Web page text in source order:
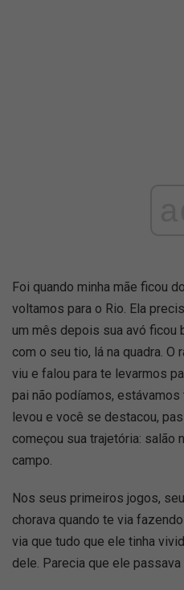
Foi quando minha mãe ficou
voltamos para o Rio. Ela
um mês depois sua avó ficou
com o seu tio, lá na quadra.
viu e falou para te levarmos
pai não podíamos,
levou e você se destacou,
começou sua trajetória: salão
campo.
Nos seus primeiros jogos,
chorava quando te via
via que tudo que ele tinha
dele. Parecia que ele passava